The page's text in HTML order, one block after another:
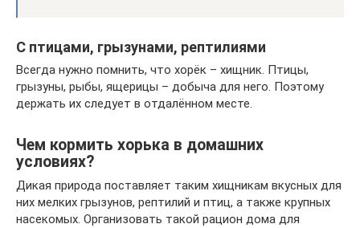
С птицами, грызунами, рептилиями
Всегда нужно помнить, что хорёк – хищник. Птицы,
грызуны, рыбы, ящерицы – добыча для него. Поэтому
держать их следует в отдалённом месте.
Чем кормить хорька в домашних
условиях?
Дикая природа поставляет таким хищникам вкусных для
них мелких грызунов, рептилий и птиц, а также крупных
насекомых. Организовать такой рацион дома для